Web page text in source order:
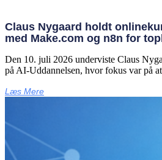
Claus Nygaard holdt
med Make.com og n8n for
Den 10. juli 2026 underviste Claus
på AI‑Uddannelsen, hvor fokus var på
Læs Mere